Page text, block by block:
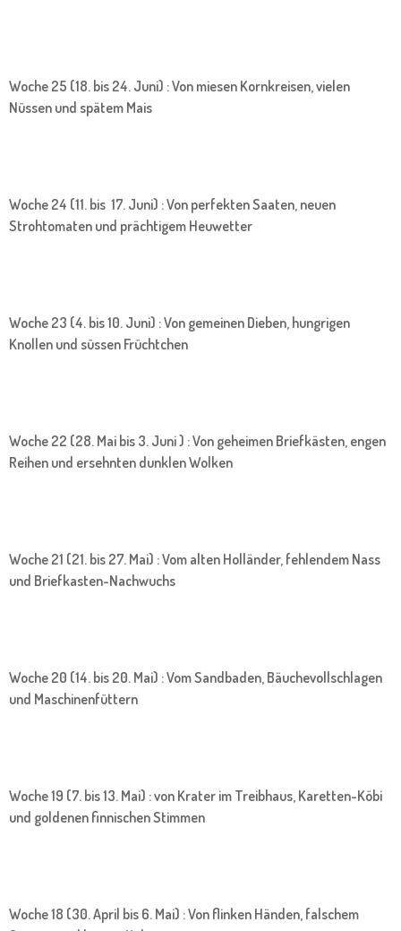
Woche 25 (18. bis 24. Juni) : Von miesen Kornkreisen, vielen
Nüssen und spätem Mais
Woche 24 (11. bis 17. Juni) : Von perfekten Saaten, neuen
Strohtomaten und prächtigem Heuwetter
Woche 23 (4. bis 10. Juni) : Von gemeinen Dieben, hungrigen
Knollen und süssen Früchtchen
Woche 22 (28. Mai bis 3. Juni ) : Von geheimen Briefkästen, engen
Reihen und ersehnten dunklen Wolken
Woche 21 (21. bis 27. Mai) : Vom alten Holländer, fehlendem Nass
und Briefkasten-Nachwuchs
Woche 20 (14. bis 20. Mai) : Vom Sandbaden, Bäuchevollschlagen
und Maschinenfüttern
Woche 19 (7. bis 13. Mai) : von Krater im Treibhaus, Karetten-Köbi
und goldenen finnischen Stimmen
Woche 18 (30. April bis 6. Mai) : Von flinken Händen, falschem